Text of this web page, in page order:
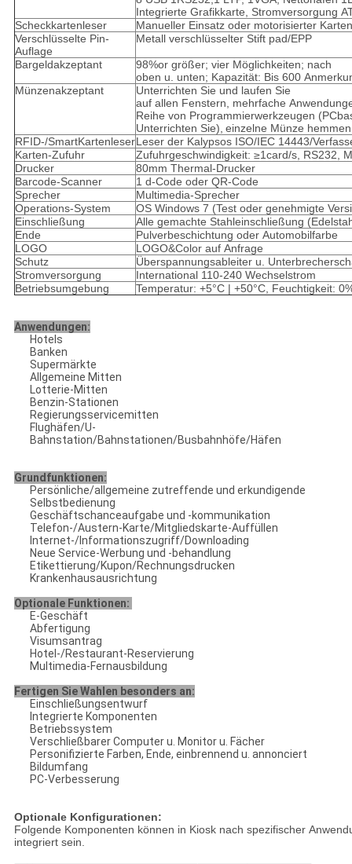
Integrierte Grafikkarte, Stromversorgung
Scheckkartenleser
Manueller Einsatz oder motorisierter
Verschlüsselte Pin-
Auflage
Metall verschlüsselter Stift pad/EPP
Bargeldakzeptant
98%or größer; vier Möglichkeiten; nach
oben u. unten; Kapazität: Bis 600
Münzenakzeptant
Unterrichten Sie und laufen Sie
auf allen Fenstern, mehrfache
Reihe von Programmierwerkzeugen
Unterrichten Sie), einzelne Münze
RFID-/SmartKartenleserLeser der Kalypsos ISO/IEC 14443/
Karten-Zufuhr
Zufuhrgeschwindigkeit: ≥1card/s, RS232,
Drucker
80mm Thermal-Drucker
Barcode-Scanner
1 d-Code oder QR-Code
Sprecher
Multimedia-Sprecher
Operations-System
OS Windows 7 (Test oder genehmigte
Einschließung
Alle gemachte Stahleinschließung
Ende
Pulverbeschichtung oder Automobilfarbe
LOGO
LOGO&Color auf Anfrage
Schutz
Überspannungsableiter u.
Stromversorgung
International 110-240 Wechselstrom
Betriebsumgebung
Temperatur: +5°C | +50°C, Feuchtigkeit:
Anwendungen:
Hotels
Banken
Supermärkte
Allgemeine Mitten
Lotterie-Mitten
Benzin-Stationen
Regierungsservicemitten
Flughäfen/U-
Bahnstation/Bahnstationen/Busbahnhöfe/Häfen
Grundfunktionen:
Persönliche/allgemeine zutreffende und erkundigende
Selbstbedienung
Geschäftschanceaufgabe und -kommunikation
Telefon-/Austern-Karte/Mitgliedskarte-Auffüllen
Internet-/Informationszugriff/Downloading
Neue Service-Werbung und -behandlung
Etikettierung/Kupon/Rechnungsdrucken
Krankenhausausrichtung
Optionale Funktionen:
E-Geschäft
Abfertigung
Visumsantrag
Hotel-/Restaurant-Reservierung
Multimedia-Fernausbildung
Fertigen Sie Wahlen besonders an:
Einschließungsentwurf
Integrierte Komponenten
Betriebssystem
Verschließbarer Computer u. Monitor u. Fächer
Personifizierte Farben, Ende, einbrennend u. annonciert
Bildumfang
PC-Verbesserung
Optionale Konfigurationen:
Folgende Komponenten können in Kiosk nach spezifischer
integriert sein.